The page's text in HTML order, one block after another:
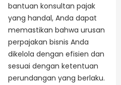
bantuan konsultan pajak
yang handal, Anda dapat
memastikan bahwa urusan
perpajakan bisnis Anda
dikelola dengan efisien dan
sesuai dengan ketentuan
perundangan yang berlaku.